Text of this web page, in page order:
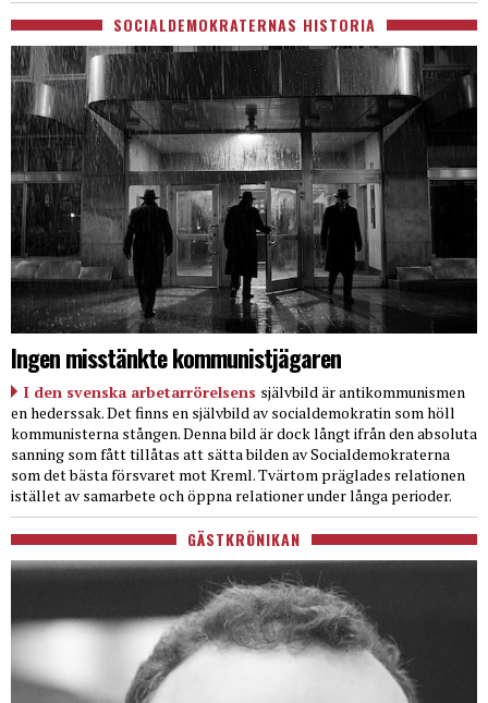
SOCIALDEMOKRATERNAS HISTORIA
Ingen misstänkte kommunistjägaren
I den svenska arbetarrörelsens självbild är antikommunismen
en hederssak. Det finns en självbild av socialdemokratin som höll
kommunisterna stången. Denna bild är dock långt ifrån den absoluta
sanning som fått tillåtas att sätta bilden av Socialdemokraterna
som det bästa försvaret mot Kreml. Tvärtom präglades relationen
istället av samarbete och öppna relationer under långa perioder.
GÄSTKRÖNIKAN